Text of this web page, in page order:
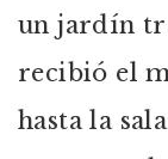
un jardín
recibió el
hasta la